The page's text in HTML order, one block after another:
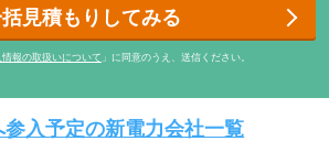
見積もりしてみる
情報の取扱いについて 」に同意のうえ、送信ください。
入予定の新電力会社一覧